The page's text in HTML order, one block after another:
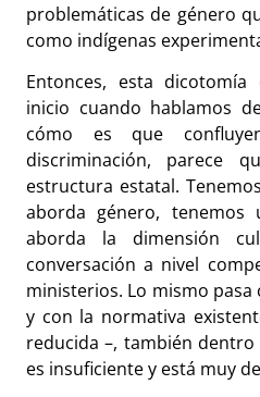
problemáticas de género
como indígenas
Entonces, esta
inicio cuando hablamos
cómo es que
discriminación, parece
estructura estatal.
aborda género,
aborda la dimensión
conversación a nivel
ministerios. Lo mismo
y con la normativa
reducida –, también dentro
es insuficiente y está muy